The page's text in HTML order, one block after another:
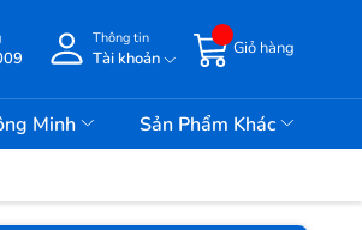
Thông tin
Tài khoản
Giỏ hàng
Minh Sản Phẩm Khác